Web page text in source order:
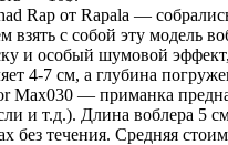
Rap от Rapala —
взять с собой эту модель
и особый шумовой
4-7 см, а глубина
Мах030 — приманка
и т.д.). Длина воблера 5
без течения. Средняя